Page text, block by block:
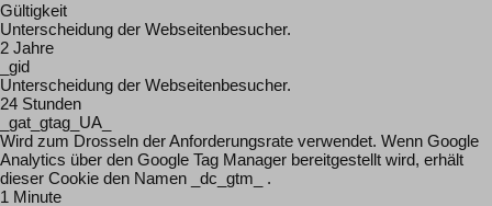
Gültigkeit
Unterscheidung der Webseitenbesucher.
2 Jahre
_gid
Unterscheidung der Webseitenbesucher.
24 Stunden
_gat_gtag_UA_
Wird zum Drosseln der Anforderungsrate verwendet. Wenn Google
Analytics über den Google Tag Manager bereitgestellt wird, erhält
dieser Cookie den Namen _dc_gtm_ .
1 Minute